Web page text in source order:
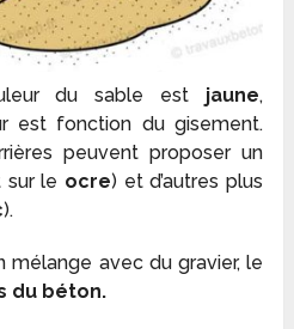
du sable est jaune,
est fonction du gisement.
peuvent proposer un
sur le ocre) et d’autres plus
).
mélange avec du gravier, le
du béton.